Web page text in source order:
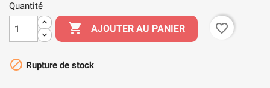
Quantité
 AJOUTER AU PANIER favorite_border
 Rupture de stock